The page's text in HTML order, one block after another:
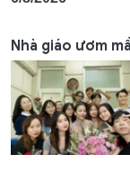
Nhà giáo ươm